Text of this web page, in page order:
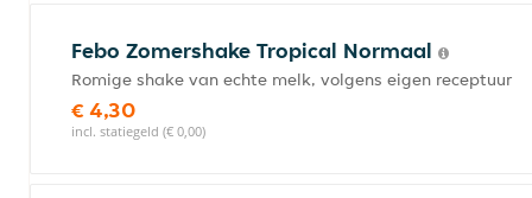
Febo Zomershake Tropical Normaal
Romige shake van echte melk, volgens eigen receptuur
€ 4,30
incl. statiegeld (€ 0,00)